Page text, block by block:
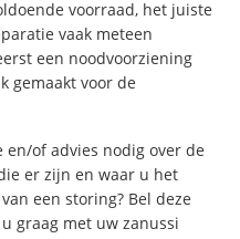
voorraad, het juiste
vaak meteen
een noodvoorziening
gemaakt voor de
of advies nodig over de
er zijn en waar u het
een storing? Bel deze
graag met uw zanussi